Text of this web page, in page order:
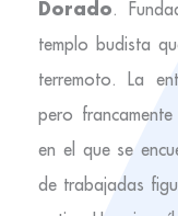
Dorado.
templo budista
terremoto. La
pero
en el que se
de trabajadas